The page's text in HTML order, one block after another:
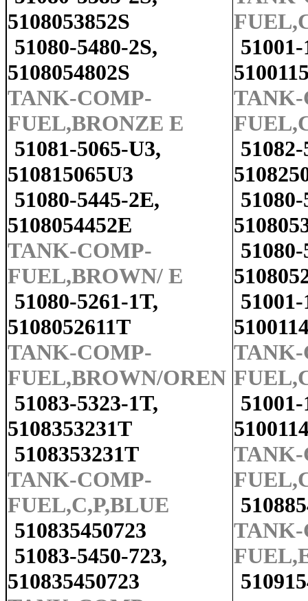
5108053852S
51080-5480-2S,
5108054802S
TANK-COMP-
FUEL,BRONZE E
51081-5065-U3,
510815065U3
51080-5445-2E,
5108054452E
TANK-COMP-
FUEL,BROWN/ E
51080-5261-1T,
5108052611T
TANK-COMP-
FUEL,BROWN/OREN
51083-5323-1T,
5108353231T
5108353231T
TANK-COMP-
FUEL,C,P,BLUE
510835450723
51083-5450-723,
510835450723